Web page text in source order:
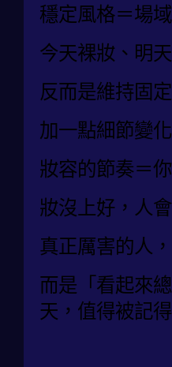
穩定風格＝場
今天裸妝、明
反而是維持固
加一點細節變
妝容的節奏＝
妝沒上好，人
真正厲害的人
而是「看起來
天，值得被記